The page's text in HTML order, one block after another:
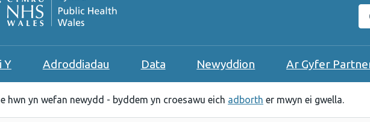
Y Adroddiadau Data Newyddion Ar Gyfer
hwn yn wefan newydd - byddem yn croesawu eich adborth er mwyn ei gwella.